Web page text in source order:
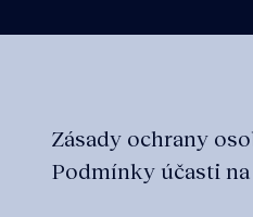
Zásady ochrany
Podmínky účasti